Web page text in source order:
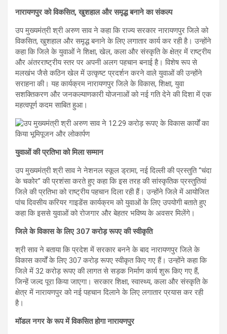
नारायणपुर को विकसित, खुशहाल और समृद्ध बनाने का संकल्प
उप मुख्यमंत्री श्री अरुण साव ने कहा कि राज्य सरकार नारायणपुर जिले को
विकसित, खुशहाल और समृद्ध बनाने के लिए लगातार कार्य कर रही है। उन्होंने
कहा कि जिले के युवाओं ने शिक्षा, खेल, कला और संस्कृति के क्षेत्र में राष्ट्रीय
और अंतरराष्ट्रीय स्तर पर अपनी अलग पहचान बनाई है। विशेष रूप से
मलखंभ जैसे कठिन खेल में उत्कृष्ट प्रदर्शन करने वाले युवाओं की उन्होंने
सराहना की। यह कार्यक्रम नारायणपुर जिले के विकास, शिक्षा, युवा
सशक्तिकरण और जनकल्याणकारी योजनाओं को नई गति देने की दिशा में एक
महत्वपूर्ण कदम साबित हुआ।
युवाओं की प्रतिभा को मिला सम्मान
उप मुख्यमंत्री श्री साव ने नेशनल स्कूल ड्रामा, नई दिल्ली की प्रस्तुति “चंदा
के चकोर” की प्रशंसा करते हुए कहा कि इस तरह की सांस्कृतिक प्रस्तुतियां
जिले की प्रतिभा को राष्ट्रीय पहचान दिला रही हैं। उन्होंने जिले में आयोजित
पांच दिवसीय करियर गाइडेंस कार्यक्रम को युवाओं के लिए उपयोगी बताते हुए
कहा कि इससे युवाओं को रोजगार और बेहतर भविष्य के अवसर मिलेंगे।
जिले के विकास के लिए 307 करोड़ रूपए की स्वीकृति
श्री साव ने बताया कि प्रदेश में सरकार बनने के बाद नारायणपुर जिले के
विकास कार्यों के लिए 307 करोड़ रूपए स्वीकृत किए गए हैं। उन्होंने कहा कि
जिले में 32 करोड़ रूपए की लागत से सड़क निर्माण कार्य शुरू किए गए हैं,
जिन्हें जल्द पूरा किया जाएगा। सरकार शिक्षा, स्वास्थ्य, कला और संस्कृति के
क्षेत्र में नारायणपुर को नई पहचान दिलाने के लिए लगातार प्रयास कर रही
है।
मॉडल नगर के रूप में विकसित होगा नारायणपुर